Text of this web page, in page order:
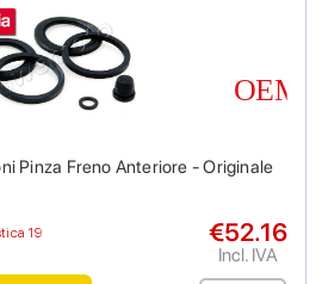
Pinza Freno Anteriore - Originale
19
€52.16
Incl. IVA